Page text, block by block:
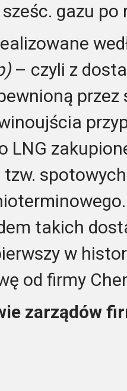
gazu po
– czyli z
przez
LNG
takich
w
od firmy
zarządów